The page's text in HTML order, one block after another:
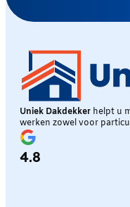
Uniek Dakdekker helpt u
werken zowel voor
4.8